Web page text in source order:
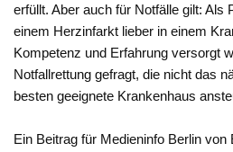
erfüllt. Aber auch für Notfälle gilt: Als
einem Herzinfarkt lieber in einem
Kompetenz und Erfahrung versorgt
Notfallrettung gefragt, die nicht das
besten geeignete Krankenhaus
Ein Beitrag für Medieninfo Berlin